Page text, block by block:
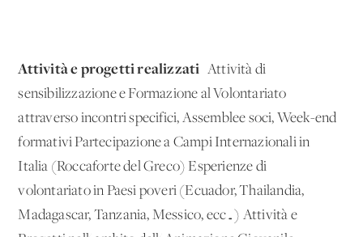
Attività e progetti realizzati Attività di
sensibilizzazione e Formazione al Volontariato
attraverso incontri specifici, Assemblee soci, Week-end
formativi Partecipazione a Campi Internazionali in
Italia (Roccaforte del Greco) Esperienze di
volontariato in Paesi poveri (Ecuador, Thailandia,
Madagascar, Tanzania, Messico, ecc…) Attività e